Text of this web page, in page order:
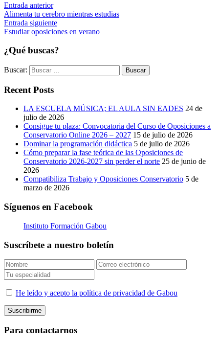
Entrada anterior
Alimenta tu cerebro mientras estudias
Entrada siguiente
Estudiar oposiciones en verano
¿Qué buscas?
Buscar:
Recent Posts
LA ESCUELA MÚSICA; EL AULA SIN EADES 24 de
julio de 2026
Consigue tu plaza: Convocatoria del Curso de Oposiciones a
Conservatorio Online 2026 – 2027 15 de julio de 2026
Dominar la programación didáctica 5 de julio de 2026
Cómo preparar la fase teórica de las Oposiciones de
Conservatorio 2026-2027 sin perder el norte 25 de junio de
2026
Compatibiliza Trabajo y Oposiciones Conservatorio 5 de
marzo de 2026
Síguenos en Facebook
Instituto Formación Gabou
Suscríbete a nuestro boletín
He leído y acepto la política de privacidad de Gabou
Para contactarnos